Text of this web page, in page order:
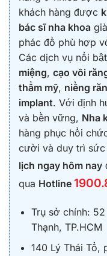
khách hàng được
bác sĩ nha khoa
phác đồ phù hợp
Các dịch vụ nổi
miệng, cạo vôi
thẩm mỹ, niềng
implant. Với định
và bền vững, Nha
hàng phục hồi
cười và duy trì sức
lịch ngay hôm nay
qua Hotline
Trụ sở chính:
Thạnh, TP.HCM
140 Lý Thái Tổ,